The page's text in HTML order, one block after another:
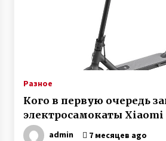
Разное
Кого в первую очередь
электросамокаты Xiaomi
admin 7 месяцев ago